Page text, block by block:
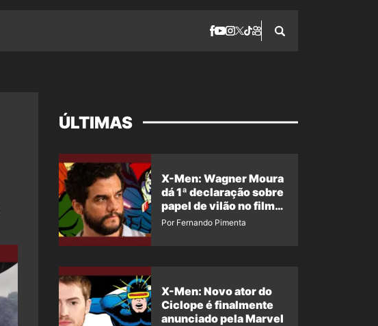
ÚLTIMAS
X-Men: Wagner Moura
dá 1ª declaração sobre
papel de vilão no filme
da Marvel
Por Fernando Pimenta
X-Men: Novo ator do
Ciclope é finalmente
anunciado pela Marvel